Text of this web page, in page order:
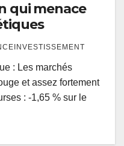
qui menace
: Les marchés
et assez fortement
: -1,65 % sur le